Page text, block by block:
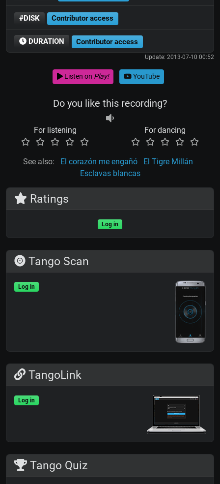
#DISK Contributor access
DURATION Contributor access
Update: 2013-07-10 00:52
Listen on Play! YouTube
Do you like this recording?
For listening For dancing
See also: El corazón me engañó
El Tigre Millán
Esclavas blancas
Ratings
Log in
Tango Scan
Log in
TangoLink
Log in
Tango Quiz